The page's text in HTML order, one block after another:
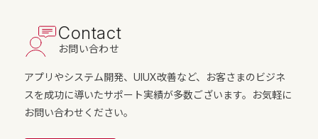
Contact
お問い合わせ
アプリやシステム開発、UIUX改善など、お客さまのビジネ
スを成功に導いたサポート実績が多数ございます。お気軽に
お問い合わせください。